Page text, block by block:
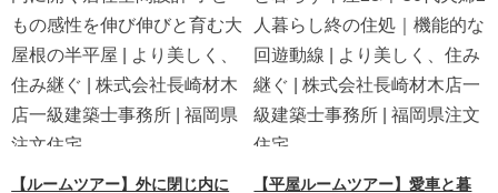
【ルームツアー】外に閉じ内に
【平屋ルームツアー】愛車と暮